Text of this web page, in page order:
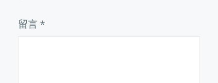
留言 *